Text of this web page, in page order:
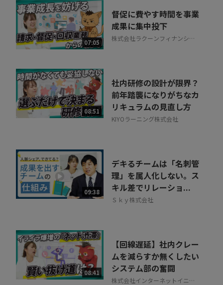
07:05
督促に費やす時間を事業
成果に集中投下
株式会社ラクーンフィナンシャ
08:51
社内研修の設計が限界？
前年踏襲になりがちなカ
リキュラムの見直し方
KIYOラーニング株式会社
09:38
デキるチームは「名刺管
理」を属人化しない。ス
キル差でリレーショ...
Ｓｋｙ株式会社
08:41
【回線遅延】社内クレー
ムを減らすか無くしたい
システム部の奮闘
株式会社インターネットイニシ